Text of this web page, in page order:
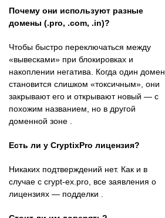
Почему они используют разные
домены (.pro, .com, .in)?
Чтобы быстро переключаться между
«вывесками» при блокировках и
накоплении негатива. Когда один домен
становится слишком «токсичным», они
закрывают его и открывают новый — с
похожим названием, но в другой
доменной зоне .
Есть ли у CryptixPro лицензия?
Никаких подтверждений нет. Как и в
случае с crypt-ex.pro, все заявления о
лицензиях — подделки .